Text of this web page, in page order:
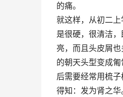
的痛。
就这样，从初二
是很硬，很清洁
亮，而且头皮屑
的朝天头型变成
后需要经常用梳
得知：发为肾之华